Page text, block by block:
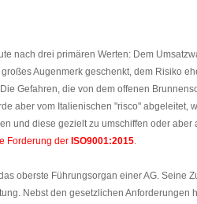
nach drei primären Werten: Dem
Augenmerk geschenkt, dem Risiko
Gefahren, die von dem offenen
aber vom Italienischen "risco" abgeleitet,
und diese gezielt zu umschiffen oder aber
Forderung der ISO9001:2015.
oberste Führungsorgan einer AG. Seine
Nebst den gesetzlichen Anforderungen